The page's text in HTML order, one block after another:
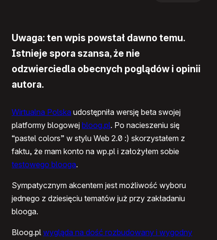
Uwaga: ten wpis powstał dawno temu.
Istnieje spora szansa, że nie
odzwierciedla obecnych poglądów i opinii
autora.
Wirtualna Polska udostępniła wersję beta swojej
platformy blogowej bloog.pl. Po nacieszeniu się
“pastel colors” w stylu Web 2.0 :) skorzystałem z
faktu, że mam konto na wp.pl i założyłem sobie
testowego blooga.
Sympatycznym akcentem jest możliwość wyboru
jednego z dziesięciu tematów już przy zakładaniu
blooga.
Bloog.pl wygląda na dość rozbudowany i wygodny